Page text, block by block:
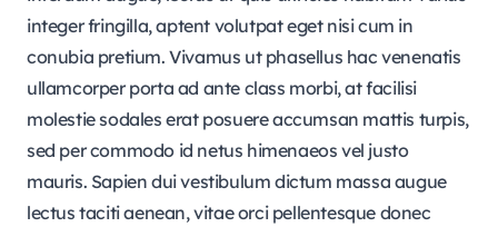
integer fringilla, aptent volutpat eget nisi cum in
conubia pretium. Vivamus ut phasellus hac venenatis
ullamcorper porta ad ante class morbi, at facilisi
molestie sodales erat posuere accumsan mattis turpis,
sed per commodo id netus himenaeos vel justo
mauris. Sapien dui vestibulum dictum massa augue
lectus taciti aenean, vitae orci pellentesque donec